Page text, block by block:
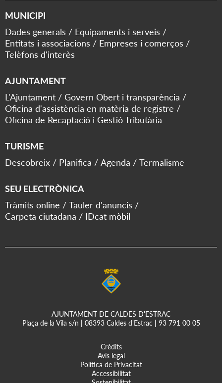
MUNICIPI
Dades generals
Equipaments i serveis
Entitats i associacions
Empreses i comerços
Telèfons d'interès
AJUNTAMENT
L'Ajuntament
Govern Obert i transparència
Oficina d'assistència en matèria de registre
Oficina de Recaptació i Gestió Tributària
TURISME
Descobreix
Planifica Agenda Termalisme
SEU ELECTRÒNICA
Tràmits online
Tauler d'anuncis
Carpeta ciutadana
IDcat mòbil
AJUNTAMENT DE CALDES D'ESTRAC
Plaça de la Vila s/n
08393 Caldes d'Estrac 93 791 00 05
Crèdits
Avís legal
Política de Privacitat
Accessibilitat